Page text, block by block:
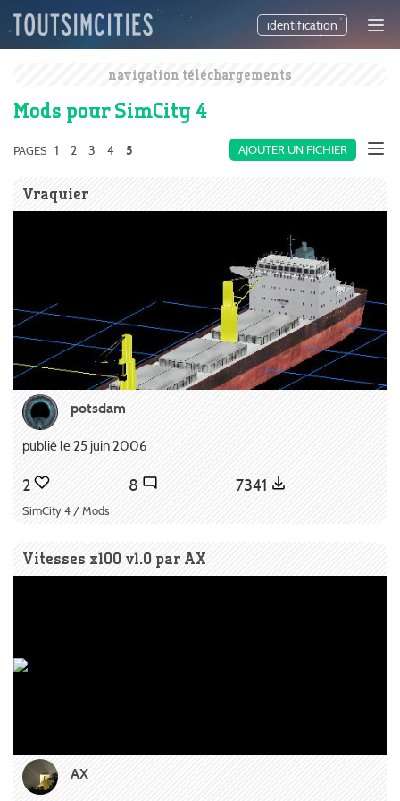
identification
navigation téléchargements
Mods pour SimCity 4
AJOUTER UN FICHIER
PAGES 1 2 3 4 5
Vraquier
potsdam
publié le 25 juin 2006
2 8 7341
SimCity 4 / Mods
Vitesses x100 v1.0 par AX
AX